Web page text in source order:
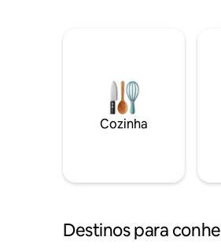
Cozinha
Destinos para